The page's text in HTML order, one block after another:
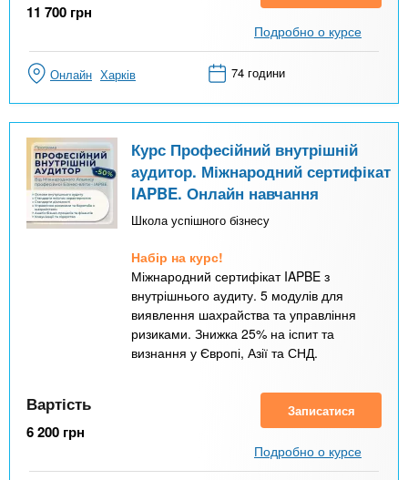
11 700 грн
Подробно о курсе
Онлайн Харків 74 години
Курс Професійний внутрішній
аудитор. Міжнародний сертифікат
IAPBE. Онлайн навчання
Школа успішного бізнесу
Набір на курс!
Міжнародний сертифікат IAPBE з
внутрішнього аудиту. 5 модулів для
виявлення шахрайства та управління
ризиками. Знижка 25% на іспит та
визнання у Європі, Азії та СНД.
Вартість
6 200 грн
Записатися
Подробно о курсе